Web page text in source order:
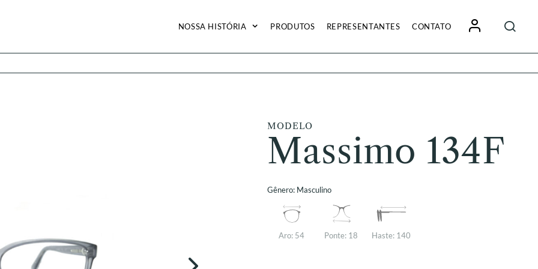
NOSSA HISTÓRIA PRODUTOS REPRESENTANTES CONTATO
por:
MODELO
Massimo 134F
Gênero: Masculino
Aro: 54 Ponte: 18 Haste: 140